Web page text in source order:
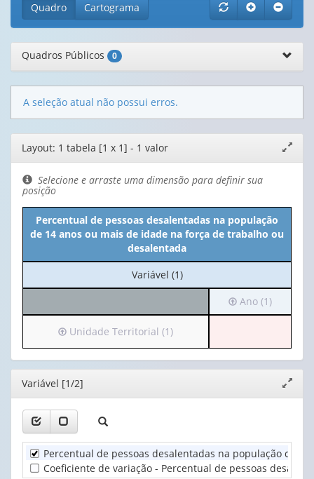
Quadro Cartograma
Quadros Públicos 0
A seleção atual não possui erros.
Editor
de
layout
janela
Layout: 1 tabela [1 x 1] - 1 valor
Selecione e arraste uma dimensão para definir sua
posição
Percentual de pessoas desalentadas na população
de 14 anos ou mais de idade na força de trabalho ou
desalentada
No
cabeçalho:
(1)
Variável (1)
Irá
para
(possui
apenas
valor):
(1)
Ano (1)
Irá
para
o
cabeçalho
(possui
apenas
1
valor):
Unidade
Territorial
Unidade Territorial (1)
Editor
janela
Variável [1/2]
Percentual de pessoas desalentadas na população de
Coeficiente de variação - Percentual de pessoas